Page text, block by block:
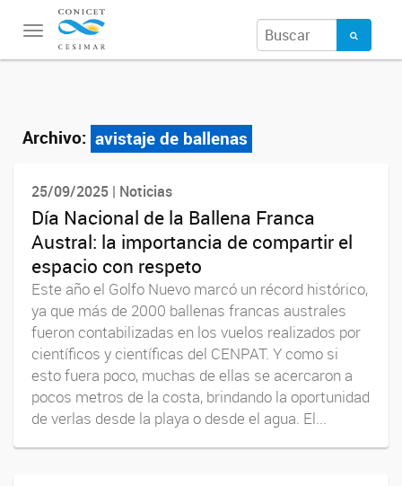
Toggle
navigation
Archivo: avistaje de ballenas
25/09/2025 | Noticias
Día Nacional de la Ballena Franca
Austral: la importancia de compartir el
espacio con respeto
Este año el Golfo Nuevo marcó un récord histórico,
ya que más de 2000 ballenas francas australes
fueron contabilizadas en los vuelos realizados por
científicos y científicas del CENPAT. Y como si
esto fuera poco, muchas de ellas se acercaron a
pocos metros de la costa, brindando la oportunidad
de verlas desde la playa o desde el agua. El...